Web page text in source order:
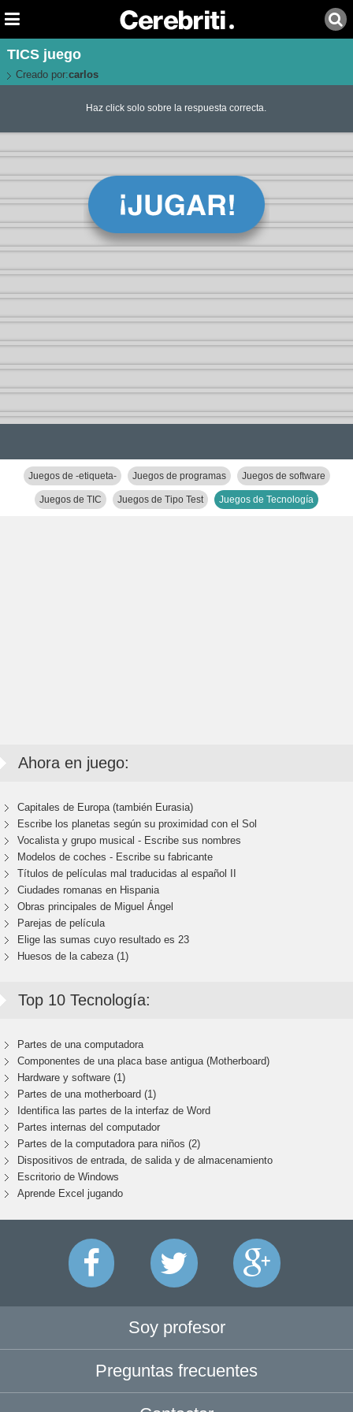
TICS juego
Creado por:carlos
Haz click solo sobre la respuesta correcta.
Juegos de -etiqueta- Juegos de programas Juegos de software
Juegos de TIC Juegos de Tipo Test Juegos de Tecnología
Ahora en juego:
Capitales de Europa (también Eurasia)
Escribe los planetas según su proximidad con el Sol
Vocalista y grupo musical - Escribe sus nombres
Modelos de coches - Escribe su fabricante
Títulos de películas mal traducidas al español II
Ciudades romanas en Hispania
Obras principales de Miguel Ángel
Parejas de película
Elige las sumas cuyo resultado es 23
Huesos de la cabeza (1)
Top 10 Tecnología:
Partes de una computadora
Componentes de una placa base antigua (Motherboard)
Hardware y software (1)
Partes de una motherboard (1)
Identifica las partes de la interfaz de Word
Partes internas del computador
Partes de la computadora para niños (2)
Dispositivos de entrada, de salida y de almacenamiento
Escritorio de Windows
Aprende Excel jugando
Soy profesor
Preguntas frecuentes